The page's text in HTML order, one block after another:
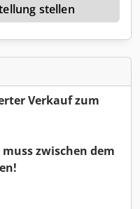
stellen
Verkauf zum
zwischen dem